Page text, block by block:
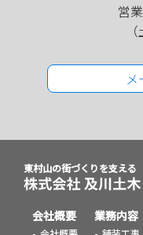
営
東村山の街づくりを支える
会社概要 業務内容